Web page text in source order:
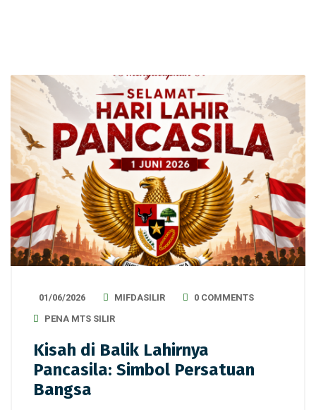
01/06/2026 MIFDASILIR
0 COMMENTS
PENA MTS SILIR
Kisah di Balik Lahirnya
Pancasila: Simbol Persatuan
Bangsa